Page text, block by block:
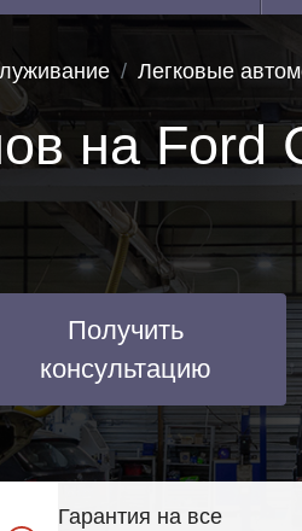
Легковые
на Ford
Получить
консультацию
Гарантия на все